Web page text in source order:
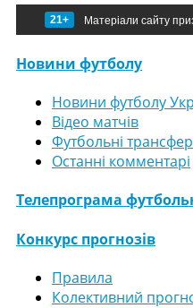
21+ Матеріали сайту
Новини футболу
Новини футболу
Відео матчів
Футбольні
Останні комментарі
Телепрограма
Конкурс прогнозів
Правила
Колективний